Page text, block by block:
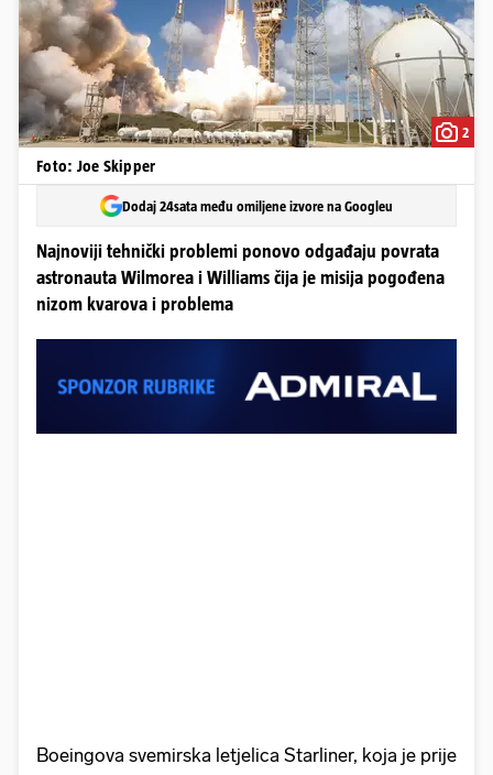
2
Foto: Joe Skipper
Dodaj 24sata među omiljene izvore na Googleu
Najnoviji tehnički problemi ponovo odgađaju povrata
astronauta Wilmorea i Williams čija je misija pogođena
nizom kvarova i problema
Boeingova svemirska letjelica Starliner, koja je prije